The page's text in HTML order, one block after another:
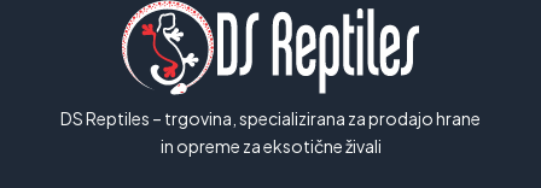
DS Reptiles – trgovina, specializirana za prodajo hrane
in opreme za eksotične živali